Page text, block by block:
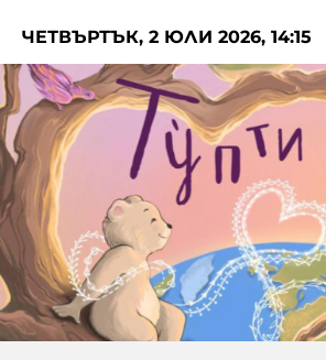
Приказки
Песнички
Интересен архив
Нашите гости
Фантазирай
Приказки
История на изкуството
Музикална кутийка
От соул до рокендрол
Игри
Кои сме ние?
За вас, родители
БНР
БНР Новини
Архивен фонд на БНР
ЧЕТВЪРТЪК, 2 ЮЛИ 2026, 14:15